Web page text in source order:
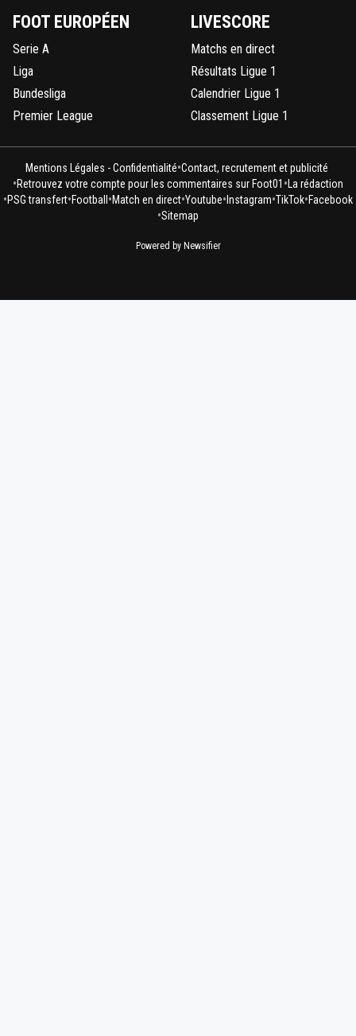
FOOT EUROPÉEN
Serie A
Liga
Bundesliga
Premier League
LIVESCORE
Matchs en direct
Résultats Ligue 1
Calendrier Ligue 1
Classement Ligue 1
Mentions Légales - Confidentialité•Contact, recrutement et publicité
•Retrouvez votre compte pour les commentaires sur Foot01 •La rédaction
•PSG transfert•Football •Match en direct•Youtube• Instagram•TikTok•Facebook
•Sitemap
Powered by Newsifier